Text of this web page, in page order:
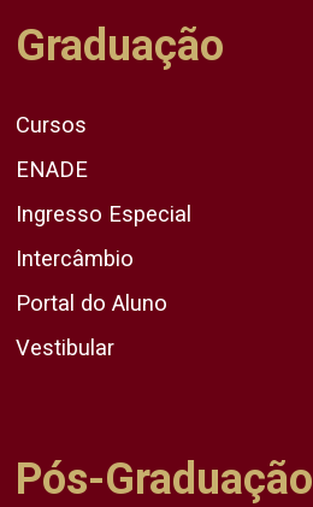
Graduação
Cursos
ENADE
Ingresso Especial
Intercâmbio
Portal do Aluno
Vestibular
Pós-Graduação